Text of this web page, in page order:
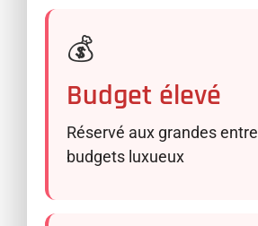
💰
Budget élevé
Réservé aux grandes
budgets luxueux